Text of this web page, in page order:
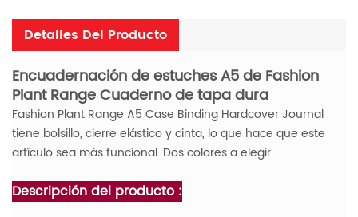
Detalles Del Producto
Encuadernación de estuches A5 de Fashion
Plant Range Cuaderno de tapa dura
Fashion Plant Range A5 Case Binding Hardcover Journal
tiene bolsillo, cierre elástico y cinta, lo que hace que este
artículo sea más funcional. Dos colores a elegir.
Descripción del producto :